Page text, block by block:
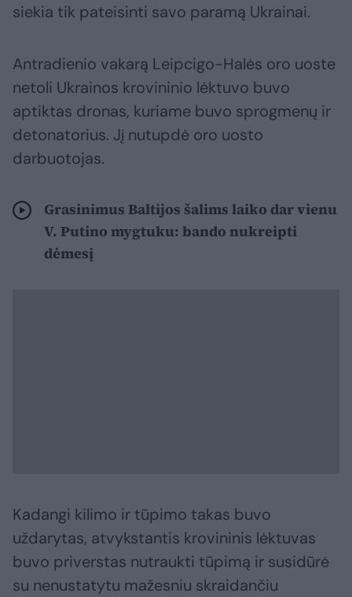
siekia tik pateisinti savo paramą Ukrainai.
Antradienio vakarą Leipcigo-Halės oro uoste
netoli Ukrainos krovininio lėktuvo buvo
aptiktas dronas, kuriame buvo sprogmenų ir
detonatorius. Jį nutupdė oro uosto
darbuotojas.
Grasinimus Baltijos šalims laiko dar vienu
V. Putino mygtuku: bando nukreipti
dėmesį
Kadangi kilimo ir tūpimo takas buvo
uždarytas, atvykstantis krovininis lėktuvas
buvo priverstas nutraukti tūpimą ir susidūrė
su nenustatytu mažesniu skraidančiu